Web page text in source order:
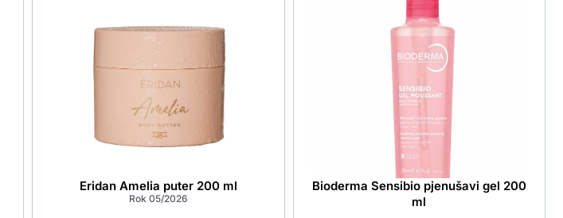
Eridan Amelia puter 200 ml
Rok 05/2026
Bioderma Sensibio pjenušavi gel 200
ml